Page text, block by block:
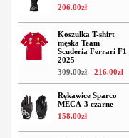
206.00zł
Koszulka T-shirt
męska Team
Scuderia Ferrari F1
2025
309.00zł 216.00zł
Rękawice Sparco
MECA-3 czarne
158.00zł